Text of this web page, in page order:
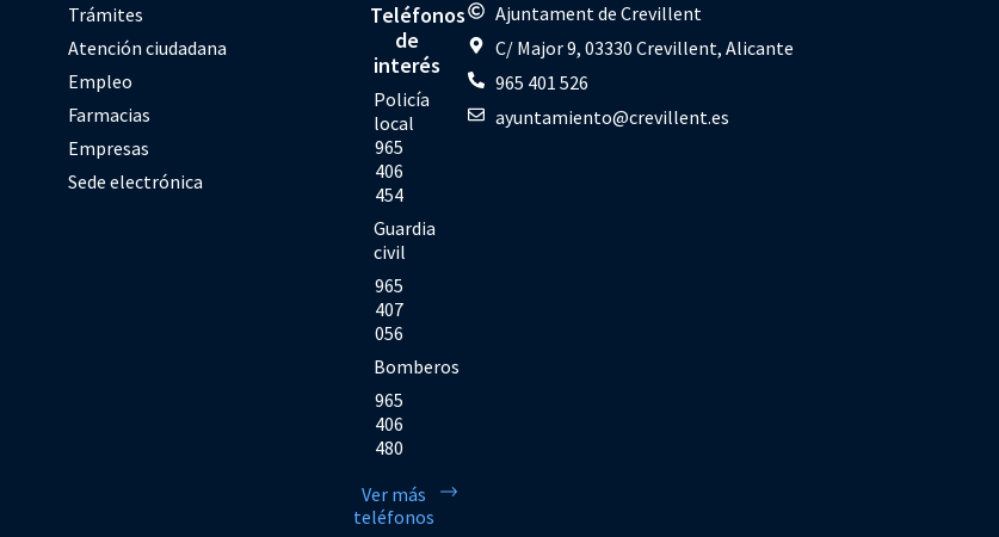
Trámites
Atención ciudadana
Empleo
Farmacias
Empresas
Sede electrónica
Teléfonos
de
interés
Policía
local
965
406
454
Guardia
civil
965
407
056
Bomberos
965
406
480
Ver más
teléfonos
Ajuntament de Crevillent
C/ Major 9, 03330 Crevillent, Alicante
965 401 526
ayuntamiento@crevillent.es